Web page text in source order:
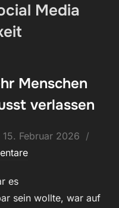
Media
Menschen
verlassen
Veröffentlicht
am
15. Februar 2026
es
sein wollte, war auf